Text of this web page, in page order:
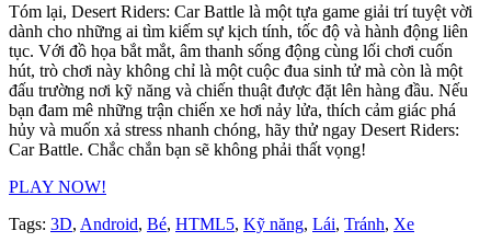
Tóm lại, Desert Riders: Car Battle là một tựa game giải trí tuyệt vời
dành cho những ai tìm kiếm sự kịch tính, tốc độ và hành động liên
tục. Với đồ họa bắt mắt, âm thanh sống động cùng lối chơi cuốn
hút, trò chơi này không chỉ là một cuộc đua sinh tử mà còn là một
đấu trường nơi kỹ năng và chiến thuật được đặt lên hàng đầu. Nếu
bạn đam mê những trận chiến xe hơi nảy lửa, thích cảm giác phá
hủy và muốn xả stress nhanh chóng, hãy thử ngay Desert Riders:
Car Battle. Chắc chắn bạn sẽ không phải thất vọng!
PLAY NOW!
Tags: 3D, Android, Bé, HTML5, Kỹ năng, Lái, Tránh, Xe